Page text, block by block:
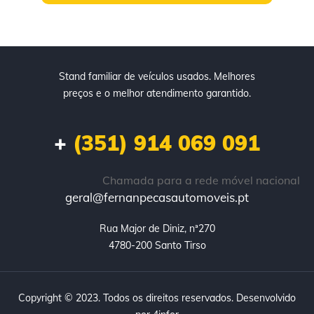
Stand familiar de veículos usados. Melhores
preços e o melhor atendimento garantido.
+ (351) 914 069 091
Chamada para a rede móvel nacional
geral@fernanpecasautomoveis.pt
Rua Major de Diniz, nª270
4780-200 Santo Tirso
Copyright © 2023. Todos os direitos reservados. Desenvolvido